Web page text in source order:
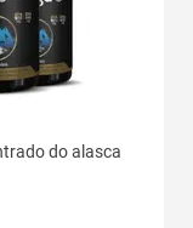
do alasca